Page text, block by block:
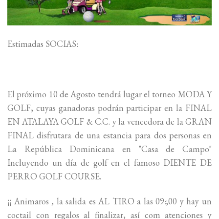
Estimadas SOCIAS:
El próximo 10 de Agosto tendrá lugar el torneo MODA Y
GOLF, cuyas ganadoras podrán participar en la FINAL
EN ATALAYA GOLF & C.C. y la vencedora de la GRAN
FINAL disfrutara de una estancia para dos personas en
La República Dominicana en "Casa de Campo"
Incluyendo un día de golf en el famoso DIENTE DE
PERRO GOLF COURSE.
¡¡ Animaros , la salida es AL TIRO a las 09:;00 y hay un
coctail con regalos al finalizar, así com atenciones y